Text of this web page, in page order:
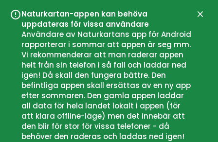
Naturkartan-appen kan behöva
uppdateras för vissa användare
Användare av Naturkartans app för Android
rapporterar i sommar att appen är seg mm.
Vi rekommenderar att man raderar appen
helt från sin telefon i så fall och laddar ned
igen! Då skall den fungera bättre. Den
befintliga appen skall ersättas av en ny app
efter sommaren. Den gamla appen laddar
all data för hela landet lokalt i appen (för
att klara offline-läge) men det innebär att
den blir för stor för vissa telefoner - då
behöver den raderas och laddas ned igen!